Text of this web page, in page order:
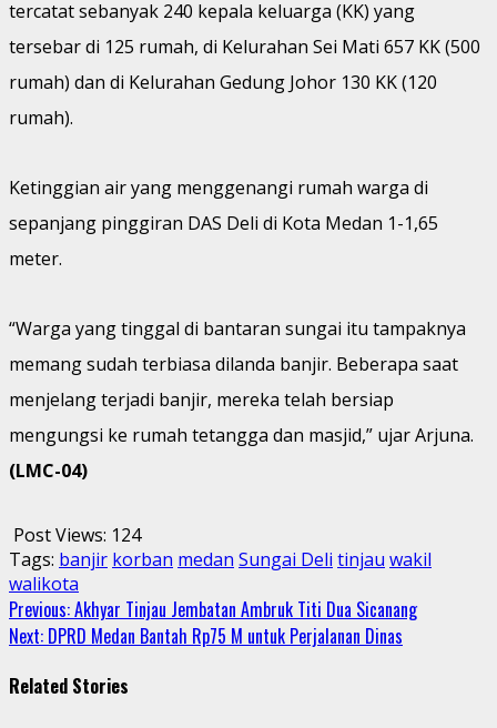
tercatat sebanyak 240 kepala keluarga (KK) yang
tersebar di 125 rumah, di Kelurahan Sei Mati 657 KK (500
rumah) dan di Kelurahan Gedung Johor 130 KK (120
rumah).
Ketinggian air yang menggenangi rumah warga di
sepanjang pinggiran DAS Deli di Kota Medan 1-1,65
meter.
“Warga yang tinggal di bantaran sungai itu tampaknya
memang sudah terbiasa dilanda banjir. Beberapa saat
menjelang terjadi banjir, mereka telah bersiap
mengungsi ke rumah tetangga dan masjid,” ujar Arjuna.
(LMC-04)
Post Views: 124
Tags: banjir korban medan Sungai Deli tinjau wakil
walikota
Continue
Reading
Previous:Akhyar Tinjau Jembatan Ambruk Titi Dua Sicanang
Next: DPRD Medan Bantah Rp75 M untuk Perjalanan Dinas
Related Stories